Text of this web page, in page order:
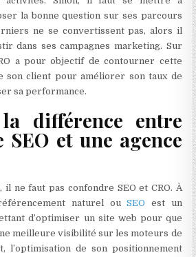
la bonne question sur ses parcours
ne se convertissent pas, alors il
dans ses campagnes marketing. Sur
a pour objectif de contourner cette
son client pour améliorer son taux de
sa performance.
différence entre
SEO et une agence
il ne faut pas confondre SEO et CRO. À
naturel ouSEO est un
d’optimiser un site web pour que
meilleure visibilité sur les moteurs de
l’optimisation de son positionnement